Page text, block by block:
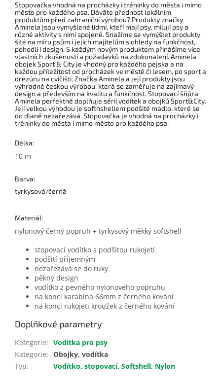
Stopovačka vhodná na procházky i tréninky do města i mimo
město pro každého psa. Dáváte přednost lokálním
produktům před zahraniční výrobou? Produkty značky
Aminela jsou vymyšlené lidmi, kteří mají psy, milují psy a
různé aktivity s nimi spojené. Snažíme se vymýšlet produkty
šité na míru psům i jejich majitelům s ohledy na funkčnost,
pohodlí i design. S každým novým produktem přinášíme více
vlastních zkušeností a požadavků na zdokonalení. Aminela
obojek Sport & City je vhodný pro každého pejska a na
každou příležitost od procházek ve městě či lesem, po sport a
drezúru na cvičišti. Značka Aminela a její produkty jsou
výhradně českou výrobou, která se zaměřuje na zajímavý
design a především na kvalitu a funkčnost. Stopovací šňůra
Aminela perfektně doplňuje sérii vodítek a obojků Sport&City.
Její velkou výhodou je softhshellem podšité madlo, které se
do dlaně nezařezává. Stopovačka je vhodná na procházky i
tréninky do města i mimo město pro každého psa.
Délka:
10 m
Barva:
tyrkysová/černá
Materiál:
nylonový černý popruh + tyrkysový měkký softshell
stopovací vodítko s podšitou rukojetí
podšití příjemným
nezařezává se do ruky
pěkný design
vodítko z pevného nylonového popruhu
na konci karabina 66mm z černého kování
na konci rukojeti kroužek z černého kování
Doplňkové parametry
Kategorie: Vodítka pro psy
Kategorie: Obojky, vodítka
Typ: Vodítko, stopovací, Softshell, Nylon